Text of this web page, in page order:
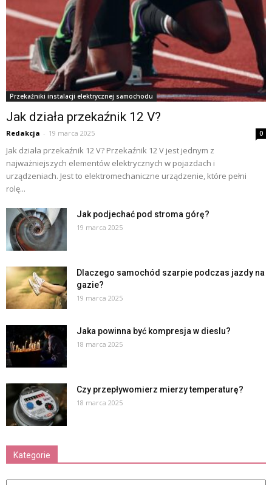
Przekaźniki instalacji elektrycznej samochodu
Jak działa przekaźnik 12 V?
Redakcja - 19 marca 2025 0
Jak działa przekaźnik 12 V? Przekaźnik 12 V jest jednym z
najważniejszych elementów elektrycznych w pojazdach i
urządzeniach. Jest to elektromechaniczne urządzenie, które pełni
rolę...
Jak podjechać pod stroma górę?
19 marca 2025
Dlaczego samochód szarpie podczas jazdy na
gazie?
19 marca 2025
Jaka powinna być kompresja w dieslu?
18 marca 2025
Czy przepływomierz mierzy temperaturę?
18 marca 2025
Kategorie
Kategorie